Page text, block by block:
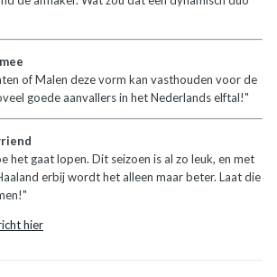
of Malen deze vorm kan vasthouden voor de
goede aanvallers in het Nederlands elftal!"
het gaat lopen. Dit seizoen is al zo leuk, en met
erbij wordt het alleen maar beter. Laat die
hier